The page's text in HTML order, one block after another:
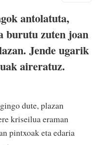
antolatuta,
burutu zuten joan
Jende ugarik
aireratuz.
dute, plazan
kriseilua eraman
pintxoak eta edaria